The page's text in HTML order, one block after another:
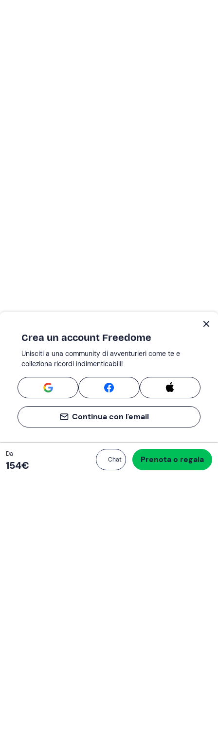
Totale
154 € Procedi all’acquisto
Da
154‎€ Prenota o regala
Chat
Crea un account Freedome
Unisciti a una community di avventurieri come te e
colleziona ricordi indimenticabili!
Continua con l'email